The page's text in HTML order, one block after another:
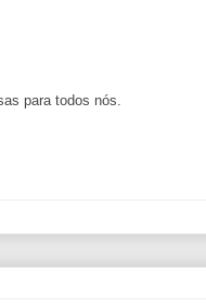
para todos nós.